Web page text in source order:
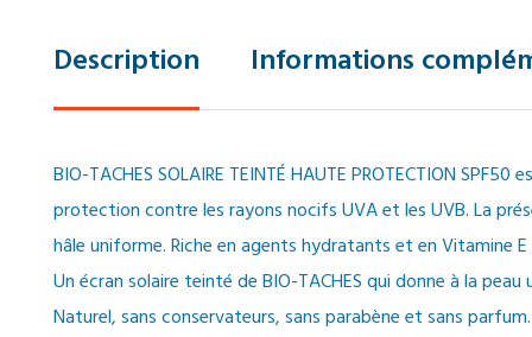
Description Informations
BIO-TACHES SOLAIRE TEINTÉ HAUTE PROTECTION
protection contre les rayons nocifs UVA et les UVB. La
hâle uniforme. Riche en agents hydratants et en Vitamine
Un écran solaire teinté de BIO-TACHES qui donne à la
Naturel, sans conservateurs, sans parabène et sans parfum.